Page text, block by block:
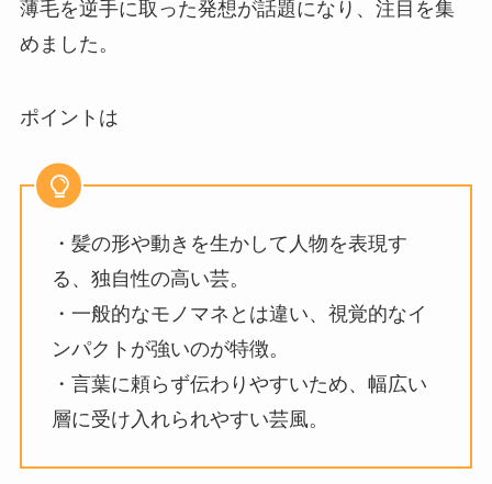
薄毛を逆手に取った発想が話題になり、注目を集
めました。
ポイントは
・髪の形や動きを生かして人物を表現す
る、独自性の高い芸。
・一般的なモノマネとは違い、視覚的なイ
ンパクトが強いのが特徴。
・言葉に頼らず伝わりやすいため、幅広い
層に受け入れられやすい芸風。